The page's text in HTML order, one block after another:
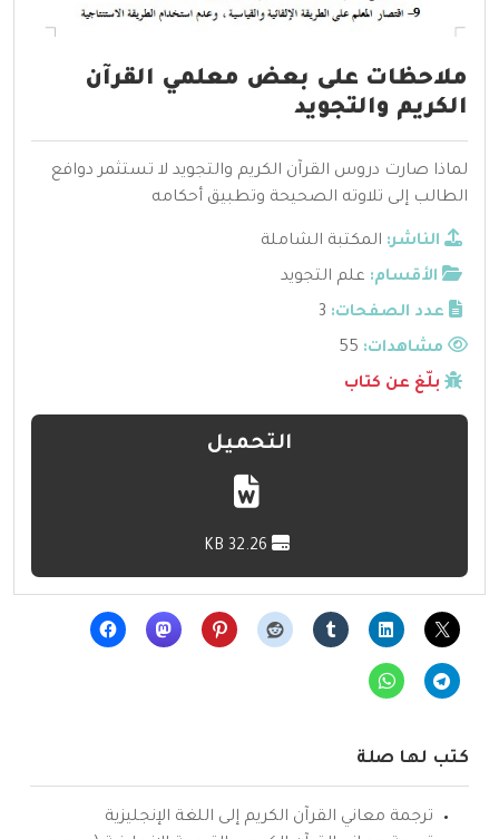
ملاحظات على بعض معلمي القرآن
الكريم والتجويد
لماذا صارت دروس القرآن الكريم والتجويد لا تستثمر دوافع
الطالب إلى تلاوته الصحيحة وتطبيق أحكامه
الناشر: المكتبة الشاملة
الأقسام: علم التجويد
عدد الصفحات: 3
مشاهدات:
بلّغ عن كتاب
التحميل
كتب لها صلة
ترجمة معاني القرآن الكريم إلى اللغة الإنجليزية